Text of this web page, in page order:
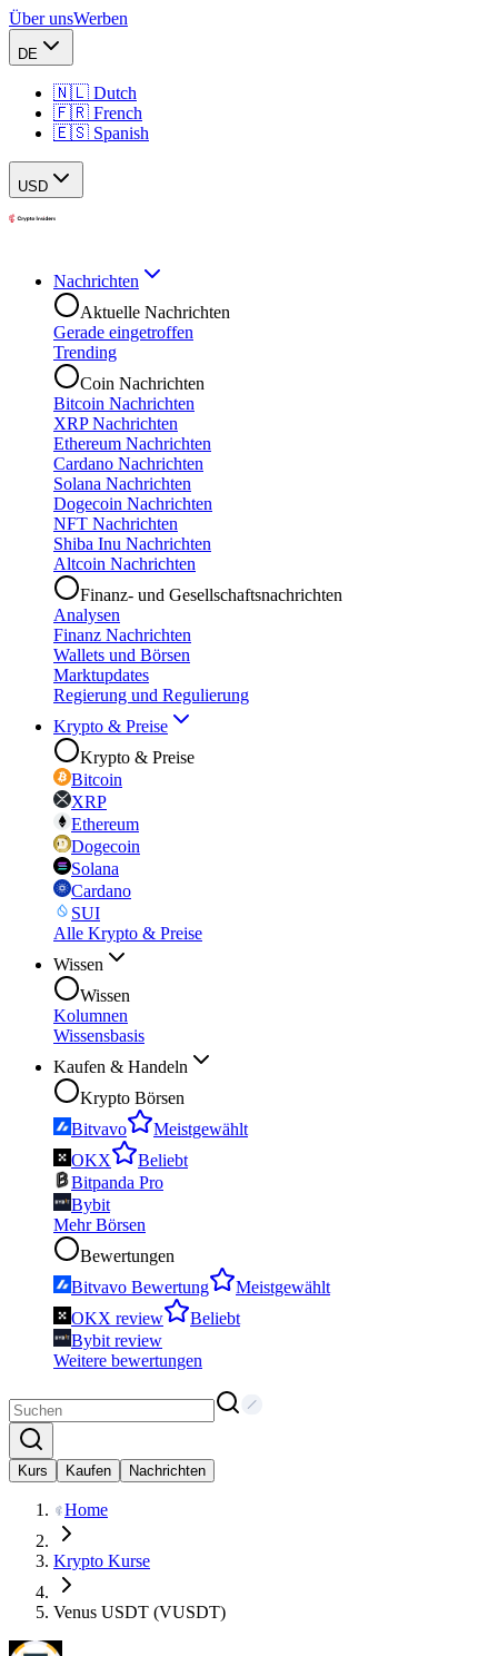
Über unsWerben
DE
🇳🇱 Dutch
🇫🇷 French
🇪🇸 Spanish
USD
Nachrichten
Aktuelle Nachrichten
Gerade eingetroffen
Trending
Coin Nachrichten
Bitcoin Nachrichten
XRP Nachrichten
Ethereum Nachrichten
Cardano Nachrichten
Solana Nachrichten
Dogecoin Nachrichten
NFT Nachrichten
Shiba Inu Nachrichten
Altcoin Nachrichten
Finanz- und Gesellschaftsnachrichten
Analysen
Finanz Nachrichten
Wallets und Börsen
Marktupdates
Regierung und Regulierung
Krypto & Preise
Krypto & Preise
Bitcoin
XRP
Ethereum
Dogecoin
Solana
Cardano
SUI
Alle Krypto & Preise
Wissen
Wissen
Kolumnen
Wissensbasis
Kaufen & Handeln
Krypto Börsen
Bitvavo
Meistgewählt
OKX
Beliebt
Bitpanda Pro
Bybit
Mehr Börsen
Bewertungen
Bitvavo Bewertung
Meistgewählt
OKX review
Beliebt
Bybit review
Weitere bewertungen
Kurs Kaufen Nachrichten
Home
Krypto Kurse
Venus USDT (VUSDT)